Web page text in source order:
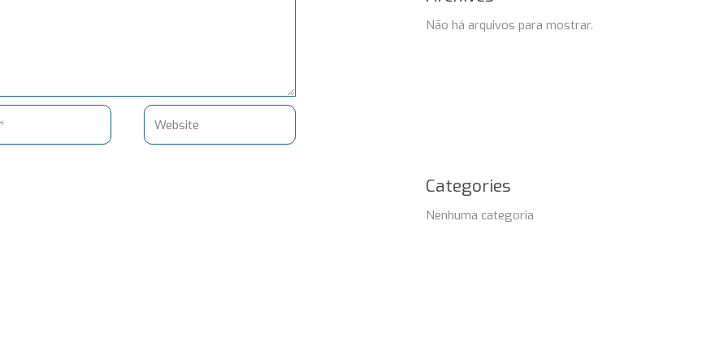
Não há arquivos para mostrar.
Categories
Nenhuma categoria